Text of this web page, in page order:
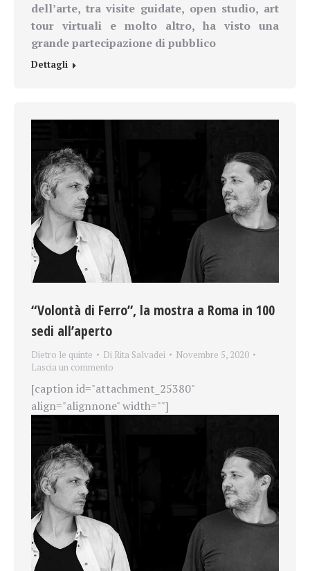
dell’arte, tra visite guidate, open studio, art
tour virtuali e molto altro, ha visto una
grande partecipazione di pubblico
Dettagli
“Volontà di Ferro”, la mostra a Roma in 100
sedi all’aperto
Dietro le quinte Di Rita Salvadei
Novembre 5, 2020
Lascia un commento
[caption id="attachment_25380"
align="alignnone" width=""]